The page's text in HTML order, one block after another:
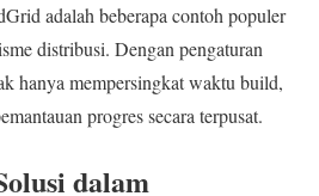
adalah beberapa contoh populer
distribusi. Dengan pengaturan
hanya mempersingkat waktu build,
progres secara terpusat.
dalam